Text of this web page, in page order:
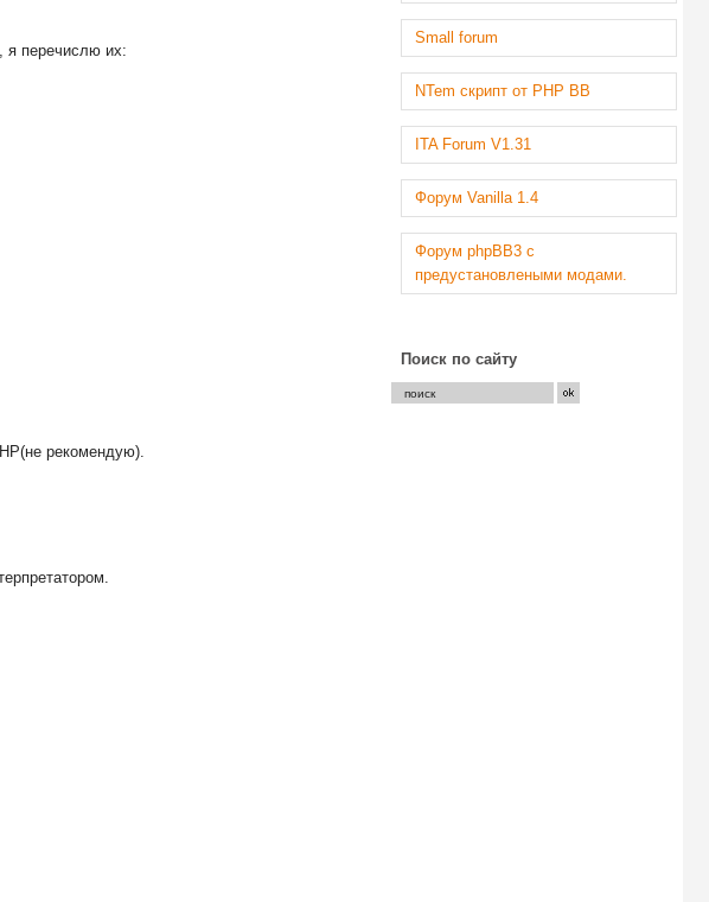
я перечислю их:
рекомендую).
Small forum
NTem скрипт от PHP BB
ITA Forum V1.31
Форум Vanilla 1.4
Форум phpBB3 с
предустановлеными модами.
Поиск по сайту